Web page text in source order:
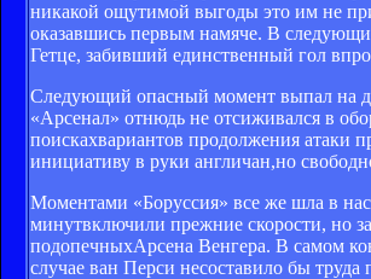
никакой ощутимой выгоды это им не
оказавшись первым намяче. В
Гетце, забивший единственный гол
Следующий опасный момент выпал на
«Арсенал» отнюдь не отсиживался в
поискахвариантов продолжения атаки
инициативу в руки англичан,но
Моментами «Боруссия» все же шла в
минутвключили прежние скорости, но
подопечныхАрсена Венгера. В самом
случае ван Перси несоставило бы труда